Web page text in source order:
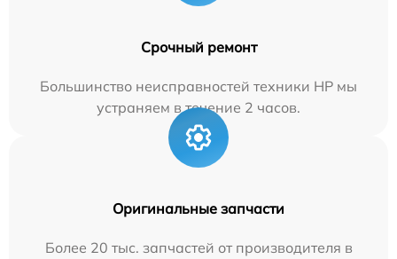
Срочный ремонт
Большинство неисправностей техники HP мы
устраняем в течение 2 часов.
Оригинальные запчасти
Более 20 тыс. запчастей от производителя в